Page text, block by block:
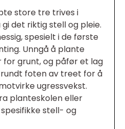
store tre trives i
det riktig stell og pleie.
spesielt i de første
Unngå å plante
grunt, og påfør et lag
foten av treet for å
ugressvekst.
planteskolen eller
stell- og